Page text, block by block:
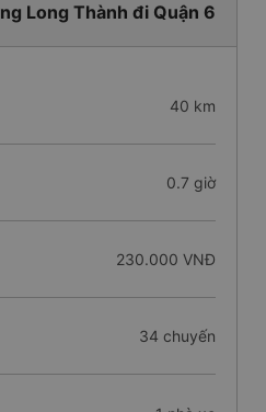
Long Thành đi Quận 6
40 km
0.7 giờ
230.000 VNĐ
34 chuyến